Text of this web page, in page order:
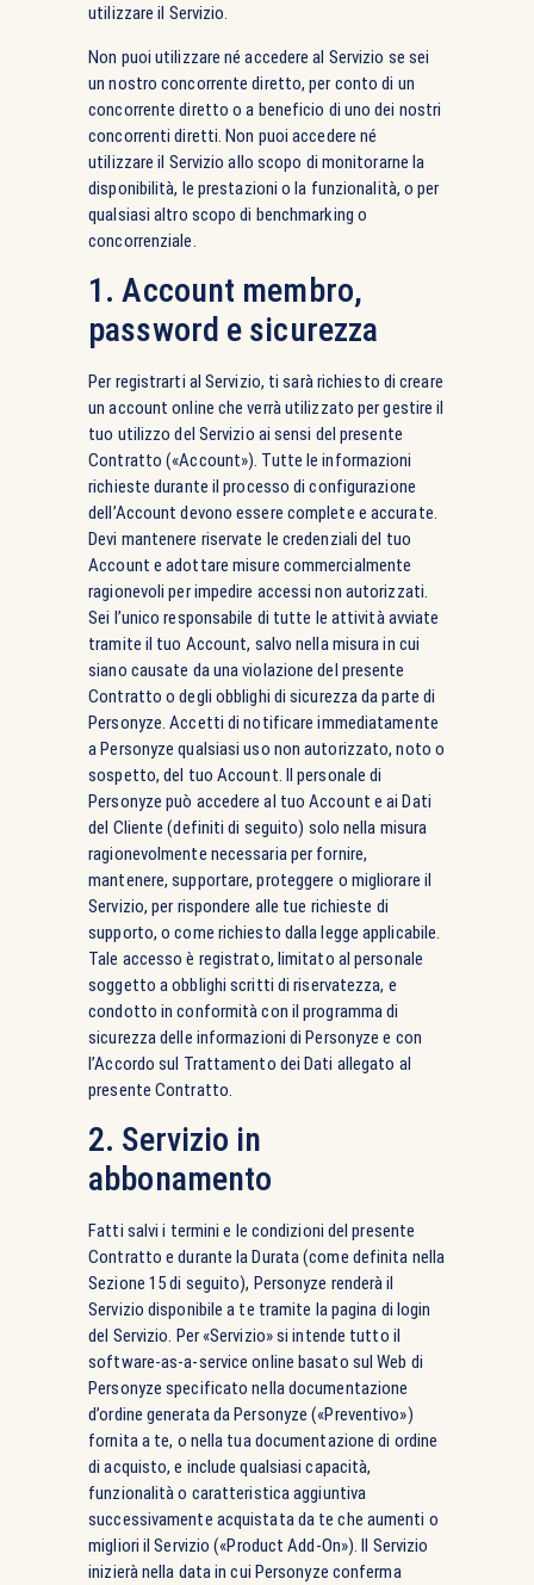
utilizzare il Servizio.
Non puoi utilizzare né accedere al Servizio se sei
un nostro concorrente diretto, per conto di un
concorrente diretto o a beneficio di uno dei nostri
concorrenti diretti. Non puoi accedere né
utilizzare il Servizio allo scopo di monitorarne la
disponibilità, le prestazioni o la funzionalità, o per
qualsiasi altro scopo di benchmarking o
concorrenziale.
1. Account membro,
password e sicurezza
Per registrarti al Servizio, ti sarà richiesto di creare
un account online che verrà utilizzato per gestire il
tuo utilizzo del Servizio ai sensi del presente
Contratto («Account»). Tutte le informazioni
richieste durante il processo di configurazione
dell’Account devono essere complete e accurate.
Devi mantenere riservate le credenziali del tuo
Account e adottare misure commercialmente
ragionevoli per impedire accessi non autorizzati.
Sei l’unico responsabile di tutte le attività avviate
tramite il tuo Account, salvo nella misura in cui
siano causate da una violazione del presente
Contratto o degli obblighi di sicurezza da parte di
Personyze. Accetti di notificare immediatamente
a Personyze qualsiasi uso non autorizzato, noto o
sospetto, del tuo Account. Il personale di
Personyze può accedere al tuo Account e ai Dati
del Cliente (definiti di seguito) solo nella misura
ragionevolmente necessaria per fornire,
mantenere, supportare, proteggere o migliorare il
Servizio, per rispondere alle tue richieste di
supporto, o come richiesto dalla legge applicabile.
Tale accesso è registrato, limitato al personale
soggetto a obblighi scritti di riservatezza, e
condotto in conformità con il programma di
sicurezza delle informazioni di Personyze e con
l’Accordo sul Trattamento dei Dati allegato al
presente Contratto.
2. Servizio in
abbonamento
Fatti salvi i termini e le condizioni del presente
Contratto e durante la Durata (come definita nella
Sezione 15 di seguito), Personyze renderà il
Servizio disponibile a te tramite la pagina di login
del Servizio. Per «Servizio» si intende tutto il
software-as-a-service online basato sul Web di
Personyze specificato nella documentazione
d’ordine generata da Personyze («Preventivo»)
fornita a te, o nella tua documentazione di ordine
di acquisto, e include qualsiasi capacità,
funzionalità o caratteristica aggiuntiva
successivamente acquistata da te che aumenti o
migliori il Servizio («Product Add-On»). Il Servizio
inizierà nella data in cui Personyze conferma